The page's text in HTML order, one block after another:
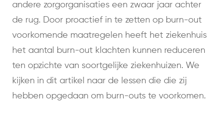
andere zorgorganisaties een zwaar jaar achter
de rug. Door proactief in te zetten op burn-out
voorkomende maatregelen heeft het ziekenhuis
het aantal burn-out klachten kunnen reduceren
ten opzichte van soortgelijke ziekenhuizen. We
kijken in dit artikel naar de lessen die die zij
hebben opgedaan om burn-outs te voorkomen.